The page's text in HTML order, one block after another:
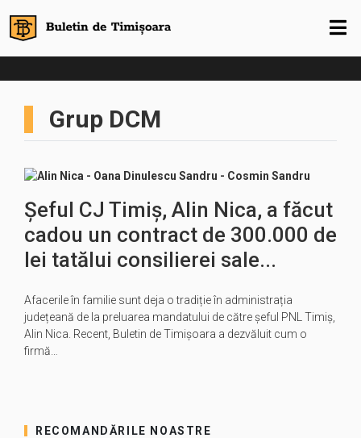
Grup DCM
Șeful CJ Timiș, Alin Nica, a făcut
cadou un contract de 300.000 de
lei tatălui consilierei sale...
Afacerile în familie sunt deja o tradiție în administrația
județeană de la preluarea mandatului de către șeful PNL Timiș,
Alin Nica. Recent, Buletin de Timișoara a dezvăluit cum o
firmă…
RECOMANDĂRILE NOASTRE